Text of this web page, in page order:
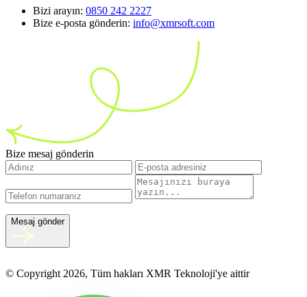
Bizi arayın: 0850 242 2227
Bize e-posta gönderin: info@xmrsoft.com
Bize mesaj gönderin
Mesaj gönder
© Copyright 2026, Tüm hakları XMR Teknoloji'ye aittir